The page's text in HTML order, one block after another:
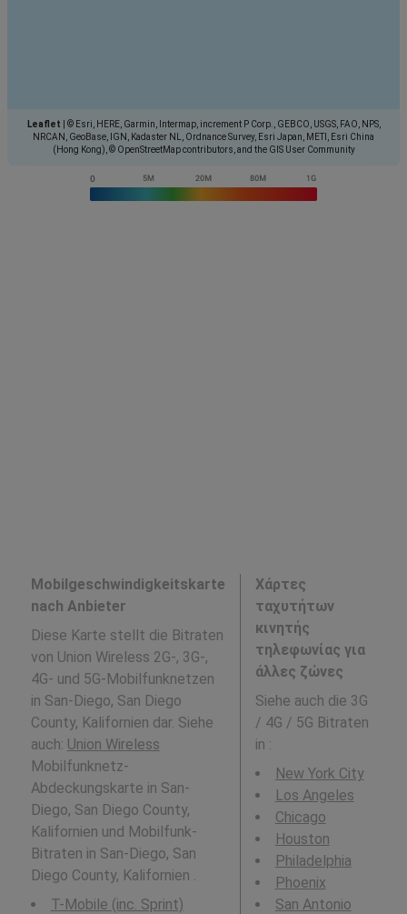
Leaflet
© Esri, HERE, Garmin, Intermap, increment P Corp., GEBCO, USGS, FAO, NPS,
NRCAN, GeoBase, IGN, Kadaster NL, Ordnance Survey, Esri Japan, METI, Esri China
(Hong Kong), © OpenStreetMap contributors, and the GIS User Community
Mobilgeschwindigkeitskarte
nach Anbieter
Diese Karte stellt die Bitraten
von Union Wireless 2G-, 3G-,
4G- und 5G-Mobilfunknetzen
in San-Diego, San Diego
County, Kalifornien dar. Siehe
auch: Union Wireless
Mobilfunknetz-
Abdeckungskarte in San-
Diego, San Diego County,
Kalifornien und Mobilfunk-
Bitraten in San-Diego, San
Diego County, Kalifornien .
T-Mobile (inc. Sprint)
Χάρτες
ταχυτήτων
κινητής
τηλεφωνίας για
άλλες ζώνες
Siehe auch die 3G
/ 4G / 5G Bitraten
in :
New York City
Los Angeles
Chicago
Houston
Philadelphia
Phoenix
San Antonio